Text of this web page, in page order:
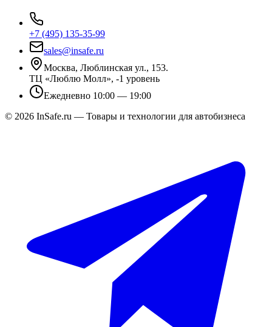
+7 (495) 135-35-99
sales@insafe.ru
Москва, Люблинская ул., 153.
ТЦ «Люблю Молл», -1 уровень
Ежедневно 10:00 — 19:00
© 2026 InSafe.ru — Товары и технологии для автобизнеса